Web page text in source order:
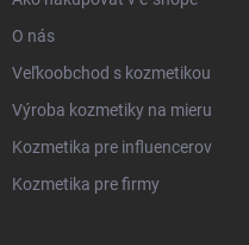
O nás
Veľkoobchod s kozmetikou
Výroba kozmetiky na mieru
Kozmetika pre influencerov
Kozmetika pre firmy